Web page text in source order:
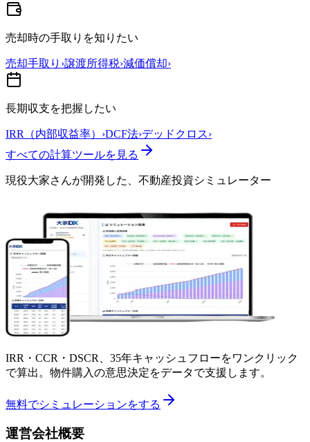
売却時の手取りを知りたい
売却手取り ›譲渡所得税›減価償却›
長期収支を把握したい
IRR（内部収益率） ›DCF法›デッドクロス›
すべての計算ツールを見る
現役大家さんが開発した、 不動産投資シミュレーター
IRR・CCR・DSCR、35年キャッシュフローをワンクリック
で算出。物件購入の意思決定をデータで支援します。
無料でシミュレーションをする
運営会社概要